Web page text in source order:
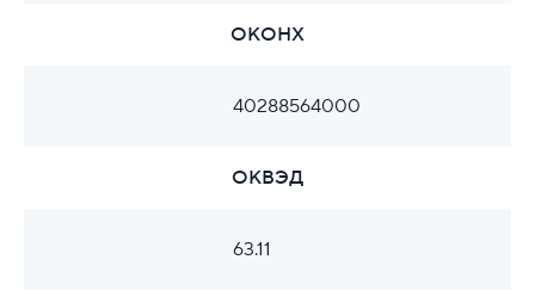
ОКОНХ
40288564000
ОКВЭД
63.11